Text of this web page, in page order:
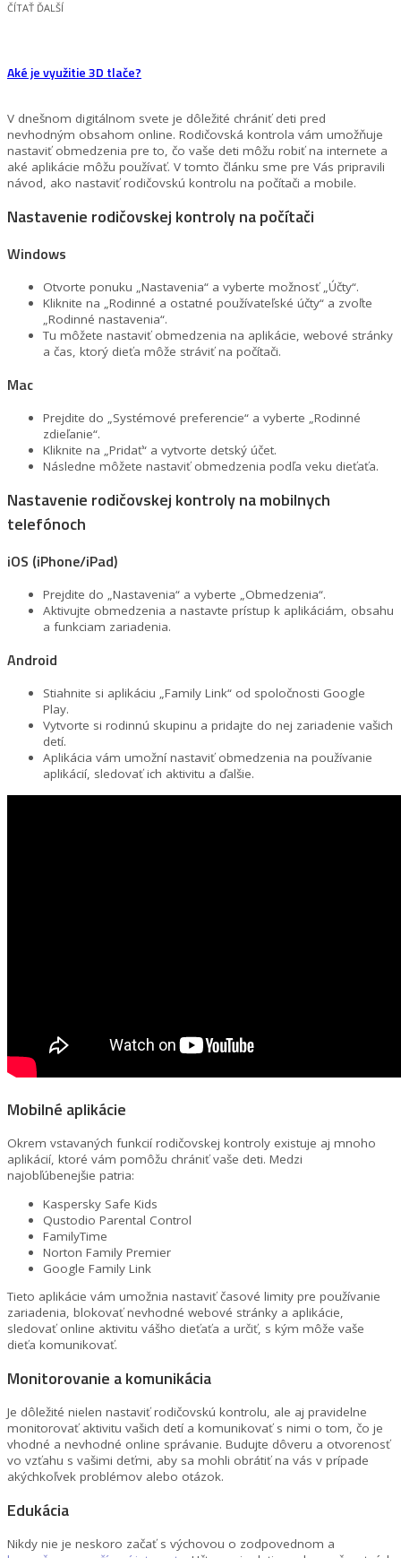
ČÍTAŤ ĎALŠÍ
Aké je využitie 3D tlače?
V dnešnom digitálnom svete je dôležité chrániť deti pred
nevhodným obsahom online. Rodičovská kontrola vám umožňuje
nastaviť obmedzenia pre to, čo vaše deti môžu robiť na internete a
aké aplikácie môžu používať. V tomto článku sme pre Vás pripravili
návod, ako nastaviť rodičovskú kontrolu na počítači a mobile.
Nastavenie rodičovskej kontroly na počítači
Windows
Otvorte ponuku „Nastavenia“ a vyberte možnosť „Účty“.
Kliknite na „Rodinné a ostatné používateľské účty“ a zvoľte
„Rodinné nastavenia“.
Tu môžete nastaviť obmedzenia na aplikácie, webové stránky
a čas, ktorý dieťa môže stráviť na počítači.
Mac
Prejdite do „Systémové preferencie“ a vyberte „Rodinné
zdieľanie“.
Kliknite na „Pridať“ a vytvorte detský účet.
Následne môžete nastaviť obmedzenia podľa veku dieťaťa.
Nastavenie rodičovskej kontroly na mobilnych
telefónoch
iOS (iPhone/iPad)
Prejdite do „Nastavenia“ a vyberte „Obmedzenia“.
Aktivujte obmedzenia a nastavte prístup k aplikáciám, obsahu
a funkciam zariadenia.
Android
Stiahnite si aplikáciu „Family Link“ od spoločnosti Google
Play.
Vytvorte si rodinnú skupinu a pridajte do nej zariadenie vašich
detí.
Aplikácia vám umožní nastaviť obmedzenia na používanie
aplikácií, sledovať ich aktivitu a ďalšie.
Mobilné aplikácie
Okrem vstavaných funkcií rodičovskej kontroly existuje aj mnoho
aplikácií, ktoré vám pomôžu chrániť vaše deti. Medzi
najobľúbenejšie patria:
Kaspersky Safe Kids
Qustodio Parental Control
FamilyTime
Norton Family Premier
Google Family Link
Tieto aplikácie vám umožnia nastaviť časové limity pre používanie
zariadenia, blokovať nevhodné webové stránky a aplikácie,
sledovať online aktivitu vášho dieťaťa a určiť, s kým môže vaše
dieťa komunikovať.
Monitorovanie a komunikácia
Je dôležité nielen nastaviť rodičovskú kontrolu, ale aj pravidelne
monitorovať aktivitu vašich detí a komunikovať s nimi o tom, čo je
vhodné a nevhodné online správanie. Budujte dôveru a otvorenosť
vo vzťahu s vašimi deťmi, aby sa mohli obrátiť na vás v prípade
akýchkoľvek problémov alebo otázok.
Edukácia
Nikdy nie je neskoro začať s výchovou o zodpovednom a